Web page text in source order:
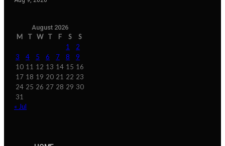
August 2026
M T W T F S
S
1
2
3
4 5 6 7 8
9
10 11 12 13 14 15 16
17 18 19 20 21 22 23
24 25 26 27 28 29 30
31
« Jul